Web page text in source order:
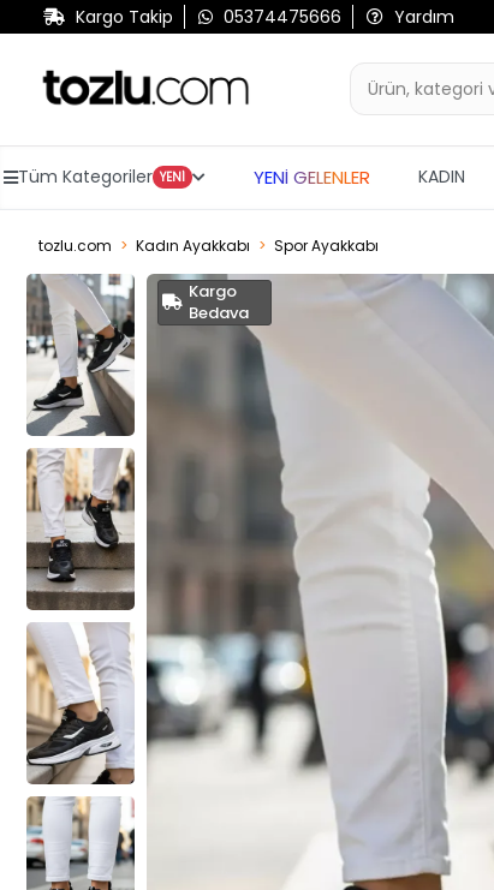
Kargo Takip 05374475666 Yardım
Tüm Kategoriler YENİ YENİ GELENLER KADIN
tozlu.com Kadın Ayakkabı Spor Ayakkabı
Kargo
Bedava